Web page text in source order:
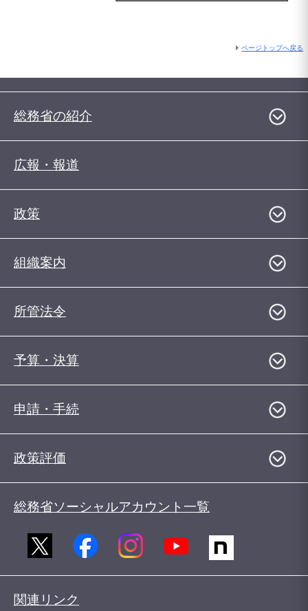
ページトップへ戻る
総務省の紹介
広報・報道
政策
組織案内
所管法令
予算・決算
申請・手続
政策評価
総務省ソーシャルアカウント一覧
関連リンク